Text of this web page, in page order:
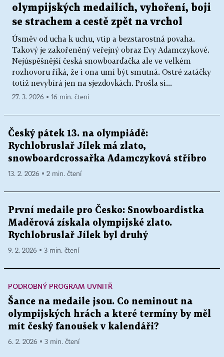
olympijských medailích, vyhoření, boji
se strachem a cestě zpět na vrchol
Úsměv od ucha k uchu, vtip a bezstarostná povaha.
Takový je zakořeněný veřejný obraz Evy Adamczykové.
Nejúspěšnější česká snowboarďačka ale ve velkém
rozhovoru říká, že i ona umí být smutná. Ostré zatáčky
totiž nevybírá jen na sjezdovkách. Prošla si...
27. 3. 2026 ▪ 16 min. čtení
Český pátek 13. na olympiádě:
Rychlobruslař Jílek má zlato,
snowboardcrossařka Adamczyková stříbro
13. 2. 2026 ▪ 2 min. čtení
První medaile pro Česko: Snowboardistka
Maděrová získala olympijské zlato.
Rychlobruslař Jílek byl druhý
9. 2. 2026 ▪ 3 min. čtení
PODROBNÝ PROGRAM UVNITŘ
Šance na medaile jsou. Co neminout na
olympijských hrách a které termíny by měl
mít český fanoušek v kalendáři?
6. 2. 2026 ▪ 3 min. čtení